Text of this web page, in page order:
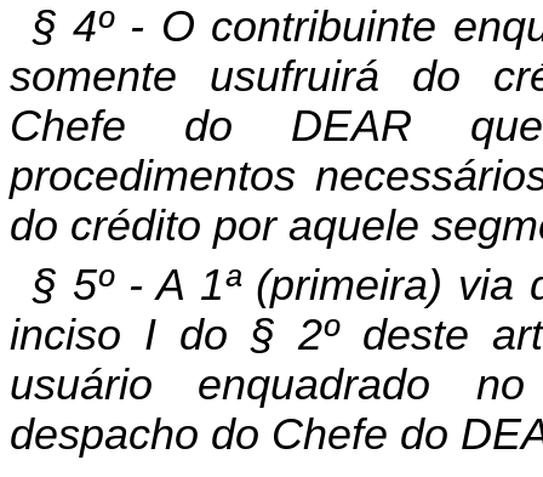
§ 4º - O contribuinte
somente usufruirá do
Chefe do DEAR
procedimentos
do crédito por aquele
§ 5º - A 1ª (primeira)
inciso I do § 2º deste
usuário enquadrado
despacho do Chefe do